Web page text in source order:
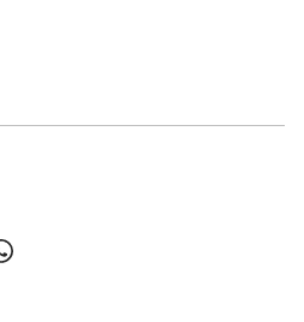
en mailen linkedin
para compartir en twitter
para compartir en facebook
Abrir ventana para compartir en